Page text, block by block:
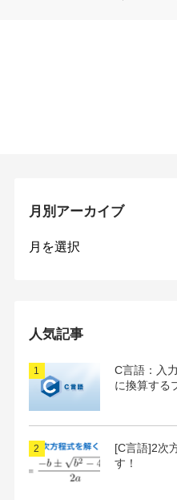
月別アーカイブ
月
イ
人気記事
C言語：入
に換算する
[C言語]2次
す！